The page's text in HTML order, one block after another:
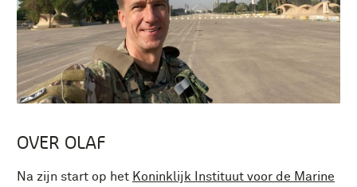
OVER OLAF
Na zijn start op het Koninklijk Instituut voor de Marine